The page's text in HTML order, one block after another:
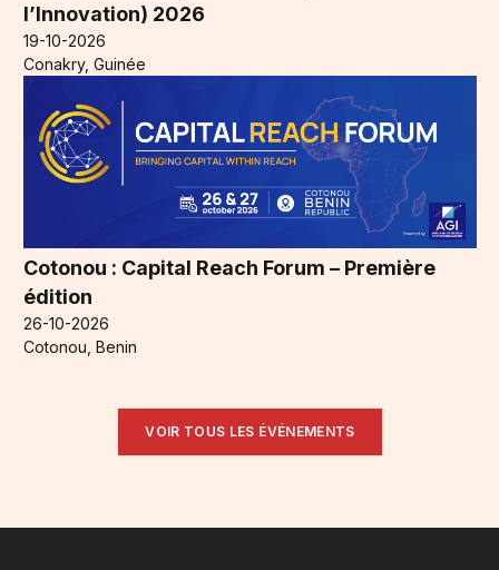
l’Innovation) 2026
19-10-2026
Conakry, Guinée
Cotonou : Capital Reach Forum – Première
édition
26-10-2026
Cotonou, Benin
VOIR TOUS LES ÉVÉNEMENTS